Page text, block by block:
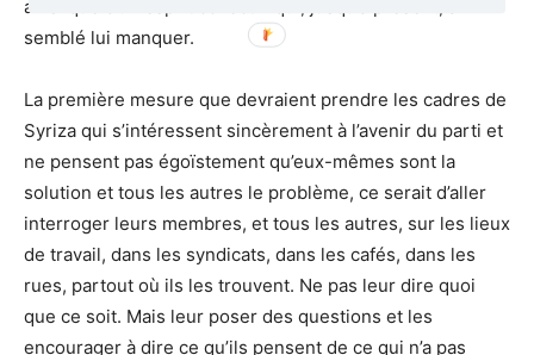
ainsi que d’un esprit collectif qui, jusqu’à présent, a
semblé lui manquer.
La première mesure que devraient prendre les cadres de
Syriza qui s’intéressent sincèrement à l’avenir du parti et
ne pensent pas égoïstement qu’eux-mêmes sont la
solution et tous les autres le problème, ce serait d’aller
interroger leurs membres, et tous les autres, sur les lieux
de travail, dans les syndicats, dans les cafés, dans les
rues, partout où ils les trouvent. Ne pas leur dire quoi
que ce soit. Mais leur poser des questions et les
encourager à dire ce qu’ils pensent de ce qui n’a pas